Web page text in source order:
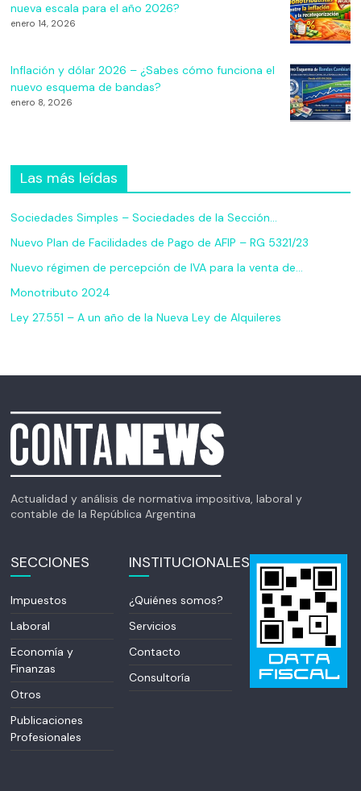
nueva escala para el año 2026?
enero 14, 2026
Inflación y dólar 2026 – ¿Sabes cómo funciona el
nuevo esquema de bandas?
enero 8, 2026
Las más leídas
Sociedades Simples – Sociedades de la Sección…
Nuevo Plan de Facilidades de Pago de AFIP – RG 5321/23
Nuevo régimen de percepción de IVA para la venta de…
Monotributo 2024
Ley 27.551 – A un año de la Nueva Ley de Alquileres
Actualidad y análisis de normativa impositiva, laboral y
contable de la República Argentina
SECCIONES
Impuestos
Laboral
Economía y
Finanzas
Otros
Publicaciones
Profesionales
INSTITUCIONALES
¿Quiénes somos?
Servicios
Contacto
Consultoría